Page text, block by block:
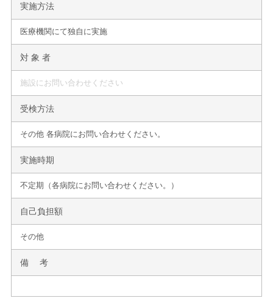
実施方法
医療機関にて独自に実施
対 象 者
施設にお問い合わせください
受検方法
その他 各病院にお問い合わせください。
実施時期
不定期（各病院にお問い合わせください。）
自己負担額
その他
備 考